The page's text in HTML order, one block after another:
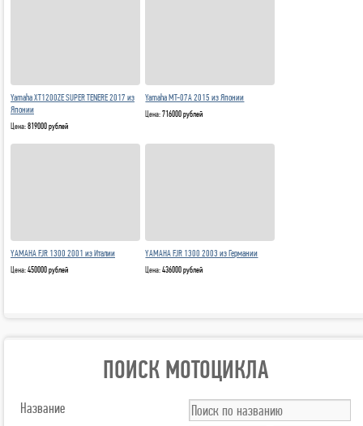
Yamaha XT1200ZE SUPER TENERE 2017 из
Японии
Цена:819000 рублей
Yamaha MT-07A 2015 из Японии
Цена:716000 рублей
YAMAHA FJR 1300 2001 из Италии
Цена:450000 рублей
YAMAHA FJR 1300 2003 из Германии
Цена:436000 рублей
ПОИСК МОТОЦИКЛА
Название